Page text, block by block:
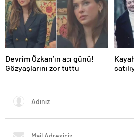
Devrim Özkan’ın acı günü!
Gözyaşlarını zor tuttu